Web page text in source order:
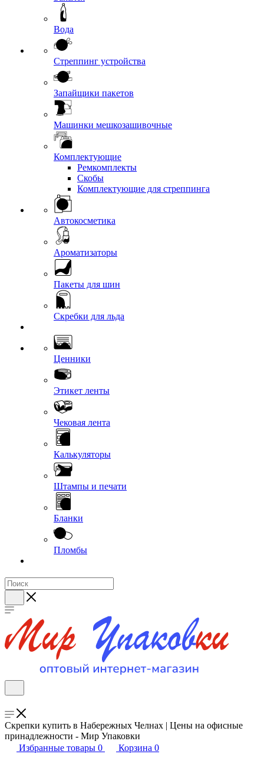
Вода
Стреппинг устройства
Запайщики пакетов
Машинки мешкозашивочные
Комплектующие
Ремкомплекты
Скобы
Комплектующие для стреппинга
Автокосметика
Ароматизаторы
Пакеты для шин
Скребки для льда
Ценники
Этикет ленты
Чековая лента
Калькуляторы
Штампы и печати
Бланки
Пломбы
Скрепки купить в Набережных Челнах | Цены на офисные
принадлежности - Мир Упаковки
Избранные товары 0 Корзина 0